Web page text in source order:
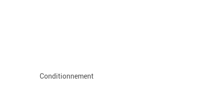
Conditionnement